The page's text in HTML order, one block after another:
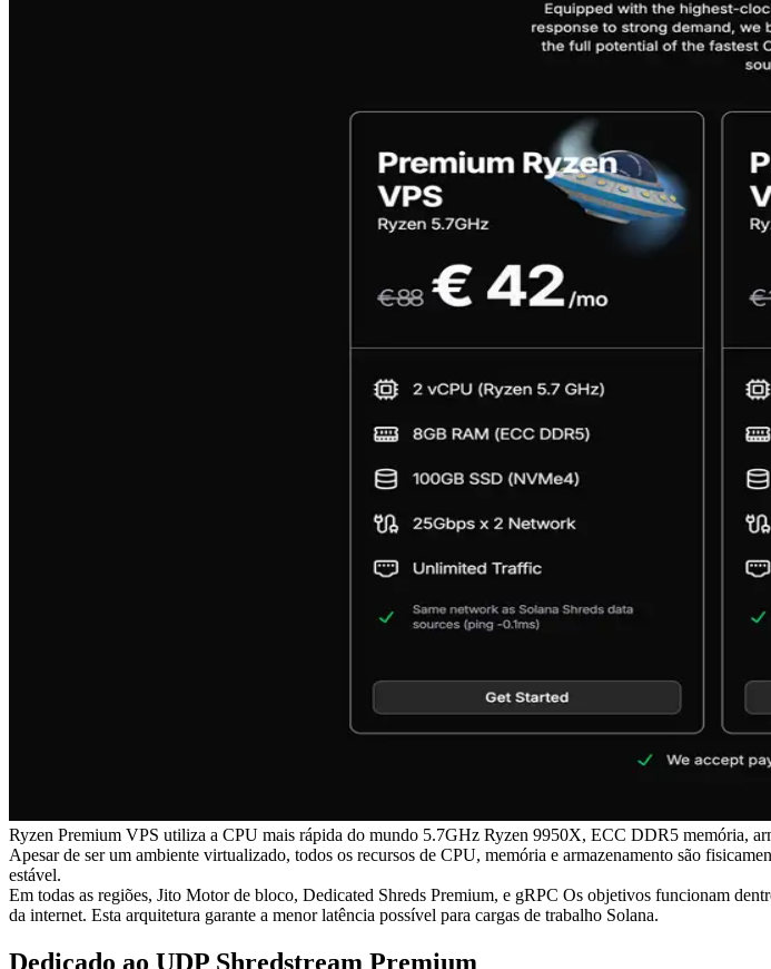
Ryzen Premium VPS utiliza a CPU mais rápida do mundo 5.7GHz Ryzen 9950X, ECC DDR5 memória,
Apesar de ser um ambiente virtualizado, todos os recursos de CPU, memória e armazenamento são
estável.
Em todas as regiões, Jito Motor de bloco, Dedicated Shreds Premium, e gRPC Os objetivos funcionam
da internet. Esta arquitetura garante a menor latência possível para cargas de trabalho Solana.
Dedicado ao UDP Shredstream Premium